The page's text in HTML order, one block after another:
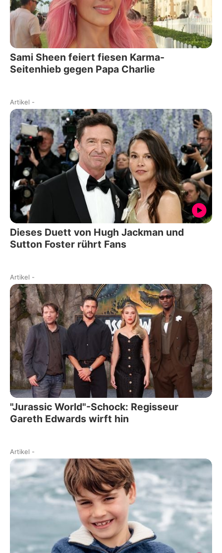
Sami Sheen feiert fiesen Karma-
Seitenhieb gegen Papa Charlie
Artikel -
Dieses Duett von Hugh Jackman und
Sutton Foster rührt Fans
Artikel -
"Jurassic World"-Schock: Regisseur
Gareth Edwards wirft hin
Artikel -